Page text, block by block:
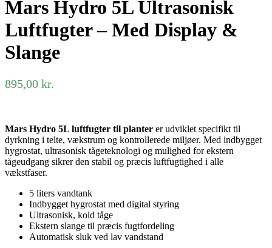
Mars Hydro 5L Ultrasonisk
Luftfugter – Med Display &
Slange
895,00 kr.
Mars Hydro 5L luftfugter til planter er udviklet specifikt til
dyrkning i telte, vækstrum og kontrollerede miljøer. Med indbygget
hygrostat, ultrasonisk tågeteknologi og mulighed for ekstern
tågeudgang sikrer den stabil og præcis luftfugtighed i alle
vækstfaser.
5 liters vandtank
Indbygget hygrostat med digital styring
Ultrasonisk, kold tåge
Ekstern slange til præcis fugtfordeling
Automatisk sluk ved lav vandstand